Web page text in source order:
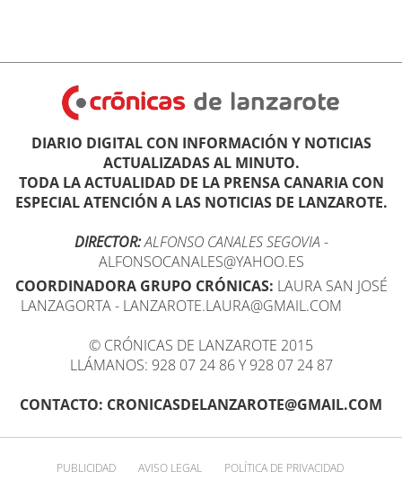
DIARIO DIGITAL CON INFORMACIÓN Y NOTICIAS
ACTUALIZADAS AL MINUTO.
TODA LA ACTUALIDAD DE LA PRENSA CANARIA CON
ESPECIAL ATENCIÓN A LAS NOTICIAS DE LANZAROTE.
DIRECTOR:ALFONSO CANALES SEGOVIA -
ALFONSOCANALES@YAHOO.ES
COORDINADORA GRUPO CRÓNICAS: LAURA SAN JOSÉ
LANZAGORTA - LANZAROTE.LAURA@GMAIL.COM
© CRÓNICAS DE LANZAROTE 2015
LLÁMANOS: 928 07 24 86 Y 928 07 24 87
CONTACTO: CRONICASDELANZAROTE@GMAIL.COM
PUBLICIDAD AVISO LEGAL POLÍTICA DE PRIVACIDAD